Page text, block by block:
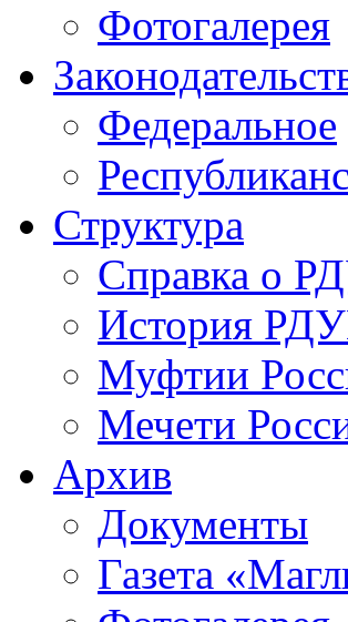
Фотогалерея
Федеральное
Структура
Справка о
История
Муфтии
Мечети
Архив
Документы
Газета